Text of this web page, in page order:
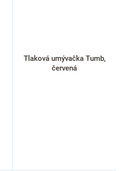
Tlaková umývačka Tumb,
červená